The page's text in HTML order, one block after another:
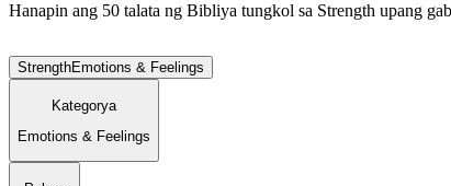
Hanapin ang 50 talata ng Bibliya tungkol sa Strength upang
StrengthEmotions & Feelings
Kategorya
Emotions & Feelings